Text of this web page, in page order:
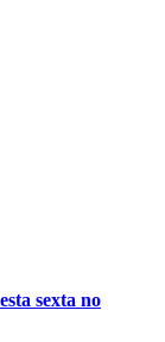
sexta no